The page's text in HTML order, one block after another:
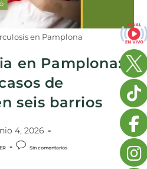
en Pamplona
en Pamplona:
de
seis barrios
4, 2026
Sin comentarios